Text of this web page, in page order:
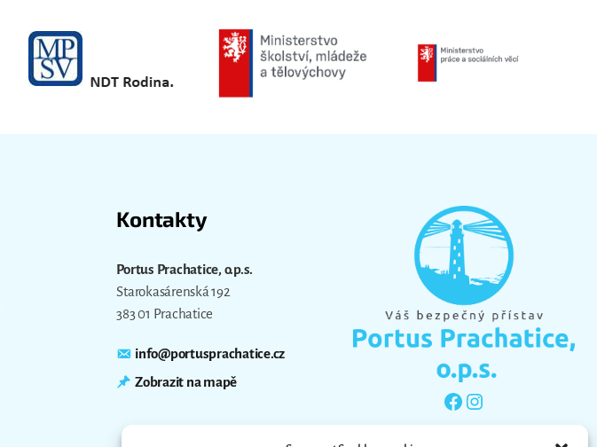
Kontakty
Portus Prachatice, o.p.s.
Starokasárenská 192
383 01 Prachatice
info@portusprachatice.cz
Zobrazit na mapě
Facebook
Instagram